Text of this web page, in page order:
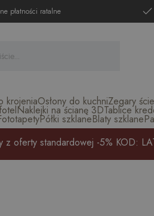
płatności ratalne
krojeniaOsłony do kuchniZegary
Naklejki na ścianę 3DTablice
Półki szklaneBlaty szklane
z oferty standardowej -5% KOD: